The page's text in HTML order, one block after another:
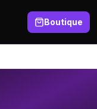
Boutique